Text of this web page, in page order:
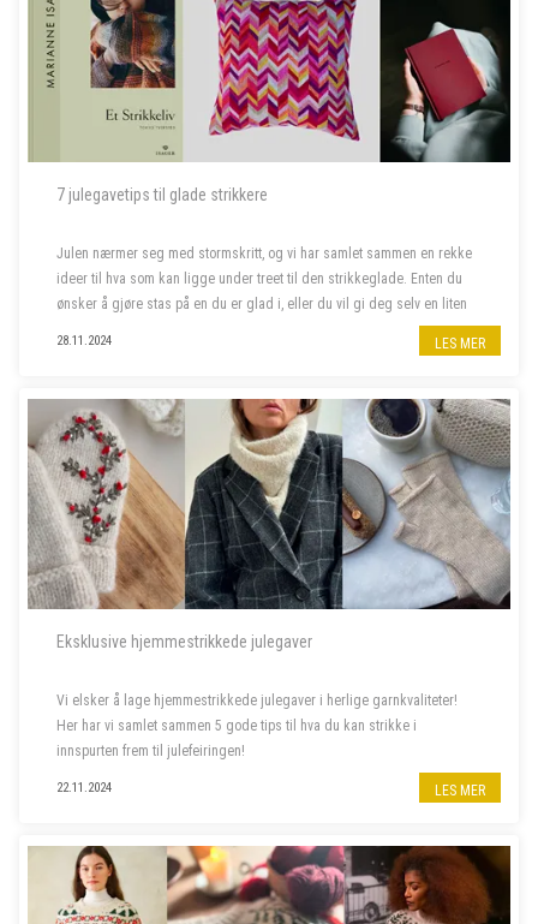
7 julegavetips til glade strikkere
Julen nærmer seg med stormskritt, og vi har samlet sammen en rekke
ideer til hva som kan ligge under treet til den strikkeglade. Enten du
ønsker å gjøre stas på en du er glad i, eller du vil gi deg selv en liten
28.11.2024 LES MER
Eksklusive hjemmestrikkede julegaver
Vi elsker å lage hjemmestrikkede julegaver i herlige garnkvaliteter!
Her har vi samlet sammen 5 gode tips til hva du kan strikke i
innspurten frem til julefeiringen!
22.11.2024 LES MER